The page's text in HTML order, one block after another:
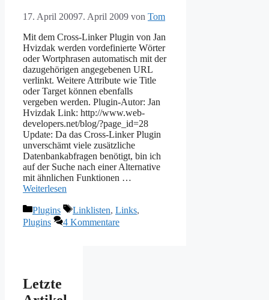
17. April 20097. April 2009 von Tom
Mit dem Cross-Linker Plugin von Jan
Hvizdak werden vordefinierte Wörter
oder Wortphrasen automatisch mit der
dazugehörigen angegebenen URL
verlinkt. Weitere Attribute wie Title
oder Target können ebenfalls
vergeben werden. Plugin-Autor: Jan
Hvizdak Link: http://www.web-
developers.net/blog/?page_id=28
Update: Da das Cross-Linker Plugin
unverschämt viele zusätzliche
Datenbankabfragen benötigt, bin ich
auf der Suche nach einer Alternative
mit ähnlichen Funktionen …
Weiterlesen
Kategorien
Plugins Schlagwörter
Linklisten, Links,
Plugins
4 Kommentare
Letzte